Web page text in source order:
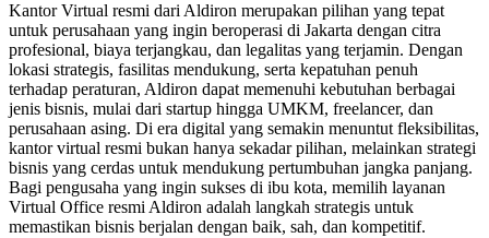
Kantor Virtual resmi dari Aldiron merupakan pilihan yang tepat
untuk perusahaan yang ingin beroperasi di Jakarta dengan citra
profesional, biaya terjangkau, dan legalitas yang terjamin. Dengan
lokasi strategis, fasilitas mendukung, serta kepatuhan penuh
terhadap peraturan, Aldiron dapat memenuhi kebutuhan berbagai
jenis bisnis, mulai dari startup hingga UMKM, freelancer, dan
perusahaan asing. Di era digital yang semakin menuntut fleksibilitas,
kantor virtual resmi bukan hanya sekadar pilihan, melainkan strategi
bisnis yang cerdas untuk mendukung pertumbuhan jangka panjang.
Bagi pengusaha yang ingin sukses di ibu kota, memilih layanan
Virtual Office resmi Aldiron adalah langkah strategis untuk
memastikan bisnis berjalan dengan baik, sah, dan kompetitif.